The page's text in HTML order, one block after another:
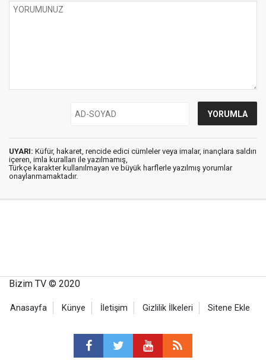
UYARI: Küfür, hakaret, rencide edici cümleler veya imalar, inançlara saldırı
içeren, imla kuralları ile yazılmamış,
Türkçe karakter kullanılmayan ve büyük harflerle yazılmış yorumlar
onaylanmamaktadır.
Bizim TV © 2020
Anasayfa Künye İletişim Gizlilik İlkeleri Sitene Ekle